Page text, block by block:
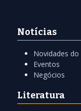
Notícias
Novidades
Eventos
Negócios
Literatura